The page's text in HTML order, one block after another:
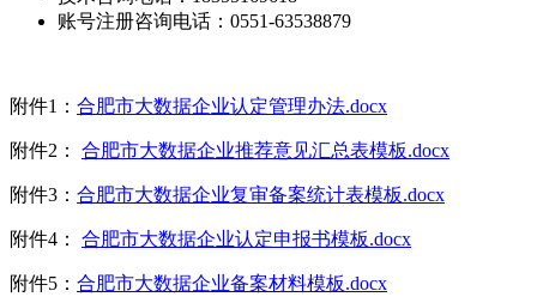
账号注册咨询电话：0551-63538879
附件1： 合肥市大数据企业认定管理办法.docx
附件2： 合肥市大数据企业推荐意见汇总表模板.docx
附件3： 合肥市大数据企业复审备案统计表模板.docx
附件4： 合肥市大数据企业认定申报书模板.docx
附件5： 合肥市大数据企业备案材料模板.docx